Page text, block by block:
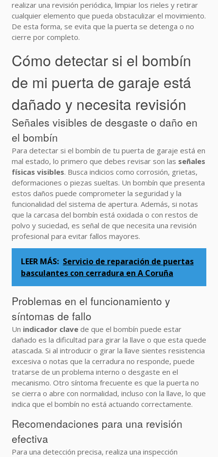
realizar una revisión periódica, limpiar los rieles y retirar
cualquier elemento que pueda obstaculizar el movimiento.
De esta forma, se evita que la puerta se detenga o no
cierre por completo.
Cómo detectar si el bombín
de mi puerta de garaje está
dañado y necesita revisión
Señales visibles de desgaste o daño en
el bombín
Para detectar si el bombín de tu puerta de garaje está en
mal estado, lo primero que debes revisar son las señales
físicas visibles. Busca indicios como corrosión, grietas,
deformaciones o piezas sueltas. Un bombín que presenta
estos daños puede comprometer la seguridad y la
funcionalidad del sistema de apertura. Además, si notas
que la carcasa del bombín está oxidada o con restos de
polvo y suciedad, es señal de que necesita una revisión
profesional para evitar fallos mayores.
LEER MÁS: Servicio de reparación de puertas
basculantes con cerradura en A Coruña
Problemas en el funcionamiento y
síntomas de fallo
Un indicador clave de que el bombín puede estar
dañado es la dificultad para girar la llave o que esta quede
atascada. Si al introducir o girar la llave sientes resistencia
excesiva o notas que la cerradura no responde, puede
tratarse de un problema interno o desgaste en el
mecanismo. Otro síntoma frecuente es que la puerta no
se cierra o abre con normalidad, incluso con la llave, lo que
indica que el bombín no está actuando correctamente.
Recomendaciones para una revisión
efectiva
Para una detección precisa, realiza una inspección